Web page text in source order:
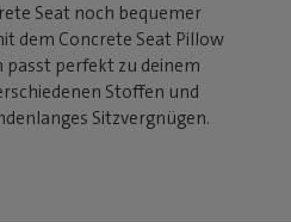
Seat noch bequemer
dem Concrete Seat Pillow
passt perfekt zu deinem
Stoffen und
Sitzvergnügen.